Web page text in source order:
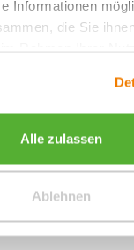
Informationen
die Sie
Alle zulassen
Ablehnen